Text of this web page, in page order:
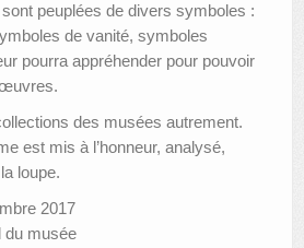
peuplées de divers symboles :
de vanité, symboles
pourra appréhender pour pouvoir
des musées autrement.
est mis à l’honneur, analysé,
loupe.
2017
du musée